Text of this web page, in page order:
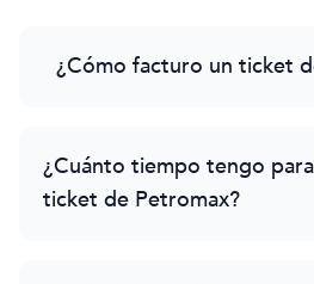
¿Cómo facturo un ticket
¿Cuánto tiempo tengo
ticket de Petromax?